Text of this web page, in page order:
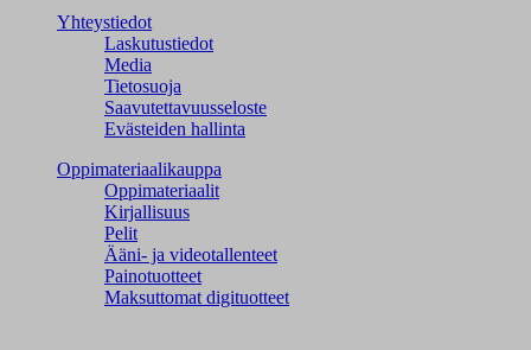
Yhteystiedot
Laskutustiedot
Media
Tietosuoja
Saavutettavuusseloste
Evästeiden hallinta
Oppimateriaalikauppa
Oppimateriaalit
Kirjallisuus
Pelit
Ääni- ja videotallenteet
Painotuotteet
Maksuttomat digituotteet